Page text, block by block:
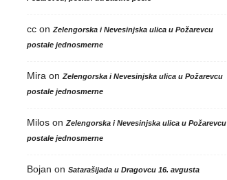
ccon Zelengorska i Nevesinjska ulica u Požarevcu
postale jednosmerne
Mira on Zelengorska i Nevesinjska ulica u Požarevcu
postale jednosmerne
Miloson Zelengorska i Nevesinjska ulica u Požarevcu
postale jednosmerne
Bojan on Satarašijada u Dragovcu 16. avgusta